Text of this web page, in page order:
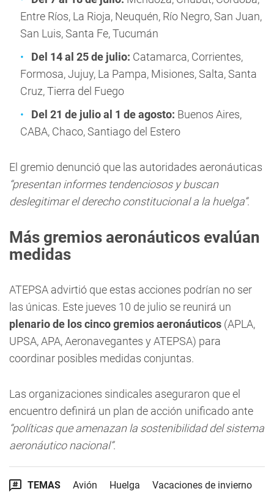
Entre Ríos, La Rioja, Neuquén, Río Negro, San Juan,
San Luis, Santa Fe, Tucumán
Del 14 al 25 de julio: Catamarca, Corrientes,
Formosa, Jujuy, La Pampa, Misiones, Salta, Santa
Cruz, Tierra del Fuego
Del 21 de julio al 1 de agosto: Buenos Aires,
CABA, Chaco, Santiago del Estero
El gremio denunció que las autoridades aeronáuticas
“presentan informes tendenciosos y buscan
deslegitimar el derecho constitucional a la huelga”.
Más gremios aeronáuticos evalúan
medidas
ATEPSA advirtió que estas acciones podrían no ser
las únicas. Este jueves 10 de julio se reunirá un
plenario de los cinco gremios aeronáuticos (APLA,
UPSA, APA, Aeronavegantes y ATEPSA) para
coordinar posibles medidas conjuntas.
Las organizaciones sindicales aseguraron que el
encuentro definirá un plan de acción unificado ante
“políticas que amenazan la sostenibilidad del sistema
aeronáutico nacional”.
TEMAS Avión Huelga Vacaciones de invierno